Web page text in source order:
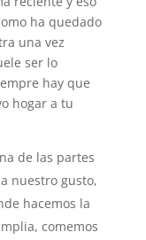
ha quedado
una vez
ser lo
hay que
hogar a tu
de las partes
nuestro gusto,
hacemos la
comemos